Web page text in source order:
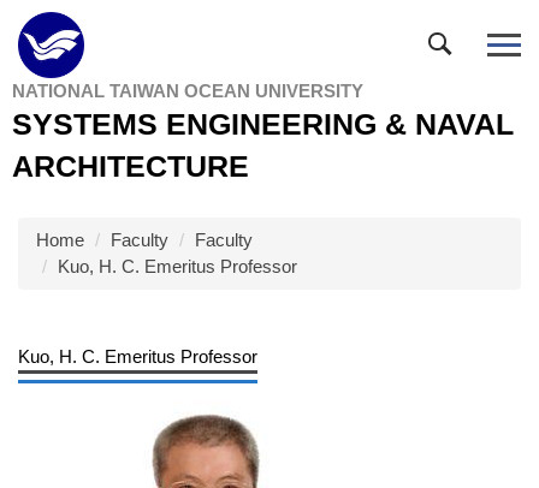
Jump
to
the
main
content
NATIONAL TAIWAN OCEAN UNIVERSITY
SYSTEMS ENGINEERING & NAVAL
ARCHITECTURE
Home Faculty
Faculty
Kuo, H. C. Emeritus Professor
Kuo, H. C. Emeritus Professor